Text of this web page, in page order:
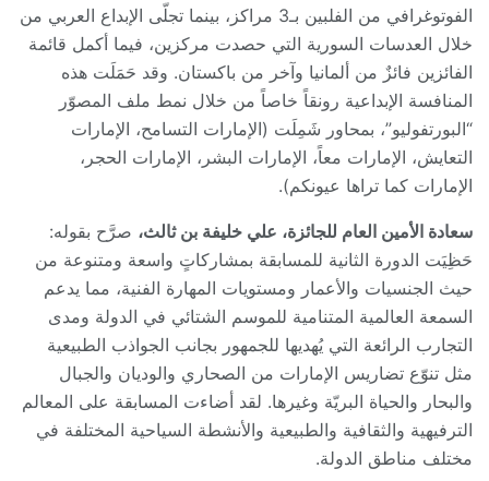
الفوتوغرافي من الفلبين بـ3 مراكز، بينما تجلّى الإبداع العربي من
خلال العدسات السورية التي حصدت مركزين، فيما أكمل قائمة
الفائزين فائزٌ من ألمانيا وآخر من باكستان. وقد حَمَلَت هذه
المنافسة الإبداعية رونقاً خاصاً من خلال نمط ملف المصوّر
“البورتفوليو”، بمحاور شَمِلَت (الإمارات التسامح، الإمارات
التعايش، الإمارات معاً، الإمارات البشر، الإمارات الحجر،
الإمارات كما تراها عيونكم).
سعادة الأمين العام للجائزة، علي خليفة بن ثالث، صرَّح بقوله:
حَظِيَت الدورة الثانية للمسابقة بمشاركاتٍ واسعة ومتنوعة من
حيث الجنسيات والأعمار ومستويات المهارة الفنية، مما يدعم
السمعة العالمية المتنامية للموسم الشتائي في الدولة ومدى
التجارب الرائعة التي يُهديها للجمهور بجانب الجواذب الطبيعية
مثل تنوّع تضاريس الإمارات من الصحاري والوديان والجبال
والبحار والحياة البريّة وغيرها. لقد أضاءت المسابقة على المعالم
الترفيهية والثقافية والطبيعية والأنشطة السياحية المختلفة في
مختلف مناطق الدولة.